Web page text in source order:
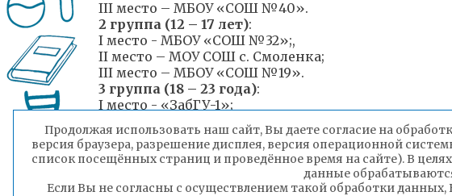
III место – МБОУ «СОШ №40».
2 группа (12 – 17 лет):
I место - МБОУ «СОШ №32»;,
II место – МОУ СОШ с. Смоленка;
III место – МБОУ «СОШ №19».
3 группа (18 – 23 года):
I место - «ЗабГУ-1»;
II место – «ЧПК» (Читинский педагогический
III место – «ЗабТПТиС» (Забайкальский
и сервиса).
Активную помощь в проведении
инвалидностью и ОВЗ оказывали волонтёры
Продолжая использовать наш сайт, Вы даете согласие на
версия браузера, разрешение дисплея, версия операционной
список посещённых страниц и проведённое время на сайте). В
данные
Если Вы не согласны с осуществлением такой обработки